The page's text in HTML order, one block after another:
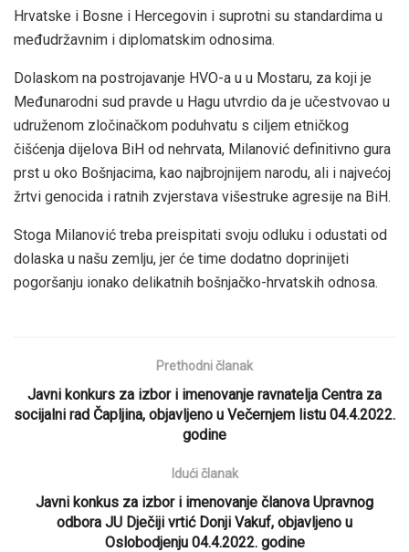
Hrvatske i Bosne i Hercegovin i suprotni su standardima u
međudržavnim i diplomatskim odnosima.
Dolaskom na postrojavanje HVO-a u u Mostaru, za koji je
Međunarodni sud pravde u Hagu utvrdio da je učestvovao u
udruženom zločinačkom poduhvatu s ciljem etničkog
čišćenja dijelova BiH od nehrvata, Milanović definitivno gura
prst u oko Bošnjacima, kao najbrojnijem narodu, ali i najvećoj
žrtvi genocida i ratnih zvjerstava višestruke agresije na BiH.
Stoga Milanović treba preispitati svoju odluku i odustati od
dolaska u našu zemlju, jer će time dodatno doprinijeti
pogoršanju ionako delikatnih bošnjačko-hrvatskih odnosa.
Prethodni članak
Javni konkurs za izbor i imenovanje ravnatelja Centra za
socijalni rad Čapljina, objavljeno u Večernjem listu 04.4.2022.
godine
Idući članak
Javni konkus za izbor i imenovanje članova Upravnog
odbora JU Dječiji vrtić Donji Vakuf, objavljeno u
Oslobodjenju 04.4.2022. godine